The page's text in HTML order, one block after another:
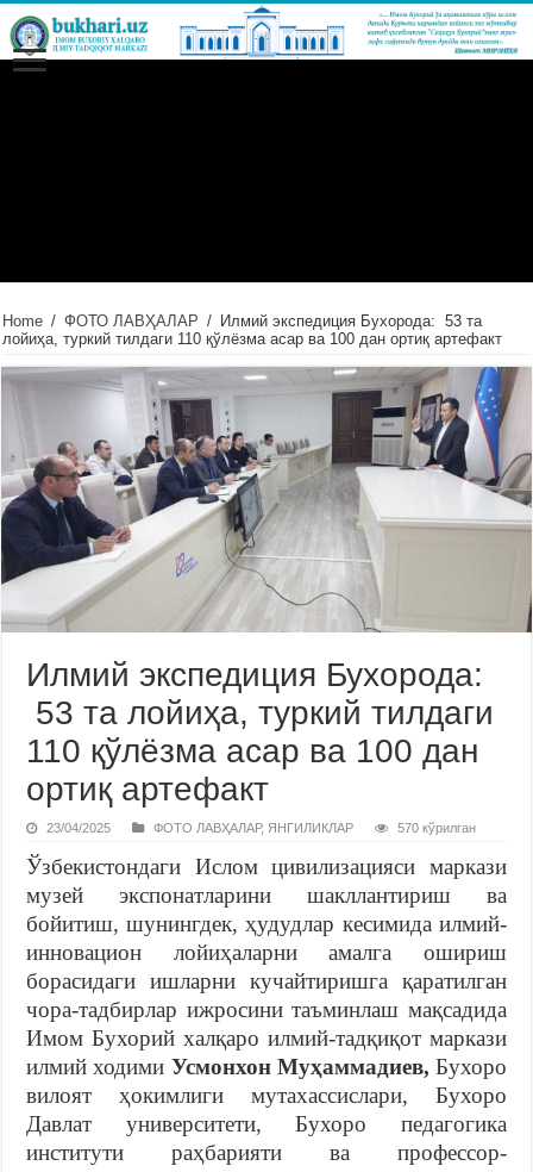
Home / ФОТО ЛАВҲАЛАР / Илмий экспедиция Бухорода: 53 та
лойиҳа, туркий тилдаги 110 қўлёзма асар ва 100 дан ортиқ артефакт
Илмий экспедиция Бухорода:
53 та лойиҳа, туркий тилдаги
110 қўлёзма асар ва 100 дан
ортиқ артефакт
23/04/2025 ФОТО ЛАВҲАЛАР, ЯНГИЛИКЛАР 570 кўрилган
Ўзбекистондаги Ислом цивилизацияси маркази
музей экспонатларини шакллантириш ва
бойитиш, шунингдек, ҳудудлар кесимида илмий-
инновацион лойиҳаларни амалга ошириш
борасидаги ишларни кучайтиришга қаратилган
чора-тадбирлар ижросини таъминлаш мақсадида
Имом Бухорий халқаро илмий-тадқиқот маркази
илмий ходими Усмонхон Муҳаммадиев, Бухоро
вилоят ҳокимлиги мутахассислари, Бухоро
Давлат университети, Бухоро педагогика
институти раҳбарияти ва профессор-